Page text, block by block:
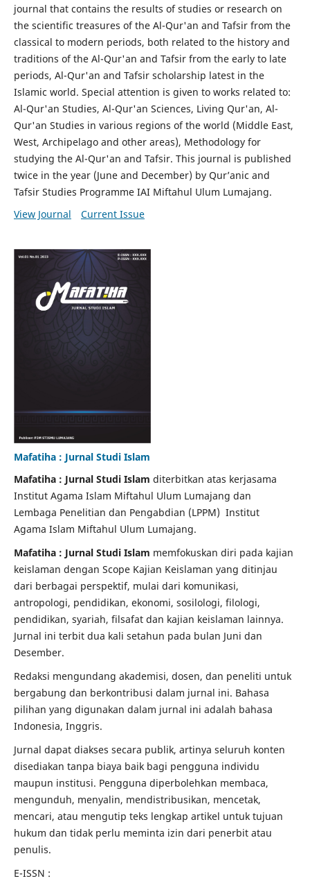
journal that contains the results of studies or research on
the scientific treasures of the Al-Qur'an and Tafsir from the
classical to modern periods, both related to the history and
traditions of the Al-Qur'an and Tafsir from the early to late
periods, Al-Qur'an and Tafsir scholarship latest in the
Islamic world. Special attention is given to works related to:
Al-Qur'an Studies, Al-Qur'an Sciences, Living Qur'an, Al-
Qur'an Studies in various regions of the world (Middle East,
West, Archipelago and other areas), Methodology for
studying the Al-Qur'an and Tafsir. This journal is published
twice in the year (June and December) by Qur’anic and
Tafsir Studies Programme IAI Miftahul Ulum Lumajang.
View Journal
Current Issue
Mafatiha : Jurnal Studi Islam
Mafatiha : Jurnal Studi Islam diterbitkan atas kerjasama
Institut Agama Islam Miftahul Ulum Lumajang dan
Lembaga Penelitian dan Pengabdian (LPPM) Institut
Agama Islam Miftahul Ulum Lumajang.
Mafatiha : Jurnal Studi Islam memfokuskan diri pada kajian
keislaman dengan Scope Kajian Keislaman yang ditinjau
dari berbagai perspektif, mulai dari komunikasi,
antropologi, pendidikan, ekonomi, sosilologi, filologi,
pendidikan, syariah, filsafat dan kajian keislaman lainnya.
Jurnal ini terbit dua kali setahun pada bulan Juni dan
Desember.
Redaksi mengundang akademisi, dosen, dan peneliti untuk
bergabung dan berkontribusi dalam jurnal ini. Bahasa
pilihan yang digunakan dalam jurnal ini adalah bahasa
Indonesia, Inggris.
Jurnal dapat diakses secara publik, artinya seluruh konten
disediakan tanpa biaya baik bagi pengguna individu
maupun institusi. Pengguna diperbolehkan membaca,
mengunduh, menyalin, mendistribusikan, mencetak,
mencari, atau mengutip teks lengkap artikel untuk tujuan
hukum dan tidak perlu meminta izin dari penerbit atau
penulis.
E-ISSN :